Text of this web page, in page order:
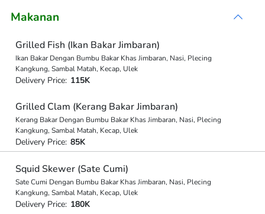
Makanan
Grilled Fish (Ikan Bakar Jimbaran)
Ikan Bakar Dengan Bumbu Bakar Khas Jimbaran, Nasi, Plecing
Kangkung, Sambal Matah, Kecap, Ulek
Delivery Price: 115K
Grilled Clam (Kerang Bakar Jimbaran)
Kerang Bakar Dengan Bumbu Bakar Khas Jimbaran, Nasi, Plecing
Kangkung, Sambal Matah, Kecap, Ulek
Delivery Price: 85K
Squid Skewer (Sate Cumi)
Sate Cumi Dengan Bumbu Bakar Khas Jimbaran, Nasi, Plecing
Kangkung, Sambal Matah, Kecap, Ulek
Delivery Price: 180K